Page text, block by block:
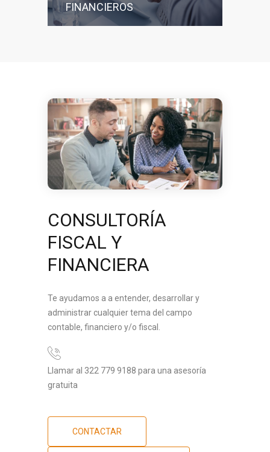
FINANCIEROS
CONSULTORÍA
FISCAL Y
FINANCIERA
Te ayudamos a a entender, desarrollar y
administrar cualquier tema del campo
contable, financiero y/o fiscal.
Llamar al 322 779 9188 para una asesoría
gratuita
CONTACTAR